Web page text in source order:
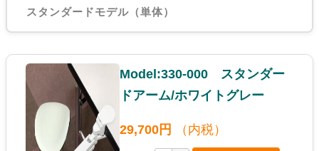
スタンダードモデル（単体）
Model:330-000 スタンダー
ドアーム/ホワイトグレー
29,700円 （内税）